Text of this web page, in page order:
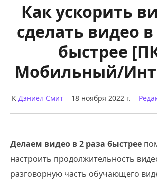
Как ускорить
сделать видео в
быстрее
Мобильный/
К Дэниел Смит 18 ноября 2022 г.
Делаем видео в 2 раза быстрее
настроить продолжительность
разговорную часть обучающего